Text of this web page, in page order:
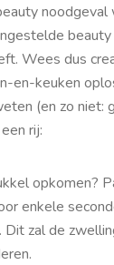
noodgeval
Wees dus
en-keuken
(en zo niet:
rij:
opkomen?
enkele
zal de